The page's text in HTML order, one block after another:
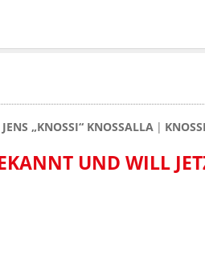
JENS „KNOSSI“ KNOSSALLA
UND WILL